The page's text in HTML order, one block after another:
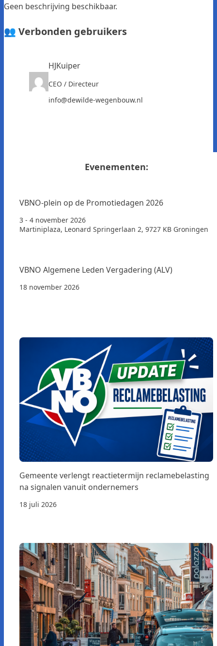
Geen beschrijving beschikbaar.
👥 Verbonden gebruikers
HJKuiper
CEO / Directeur
info@dewilde-wegenbouw.nl
Evenementen:
VBNO-plein op de Promotiedagen 2026
3 - 4 november 2026
Martiniplaza, Leonard Springerlaan 2, 9727 KB Groningen
VBNO Algemene Leden Vergadering (ALV)
18 november 2026
Gemeente verlengt reactietermijn reclamebelasting
na signalen vanuit ondernemers
18 juli 2026